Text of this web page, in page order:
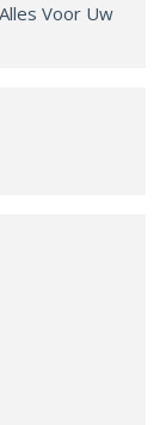
Voor Uw